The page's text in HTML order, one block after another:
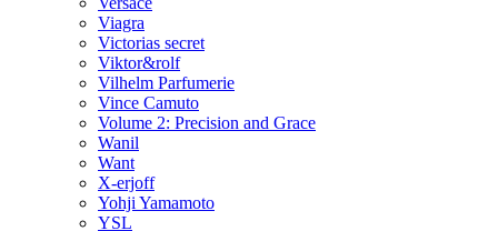
Viagra
Victorias secret
Viktor&rolf
Vilhelm Parfumerie
Vince Camuto
Volume 2: Precision and Grace
Wanil
Want
X-erjoff
Yohji Yamamoto
YSL